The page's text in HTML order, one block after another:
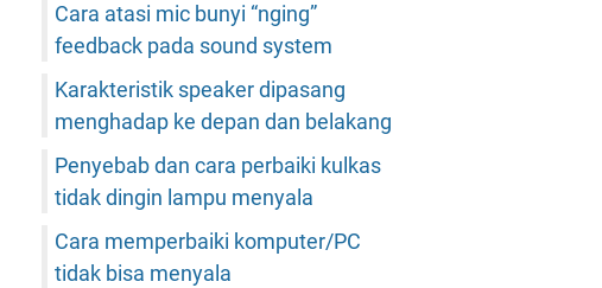
Cara atasi mic bunyi “nging”
feedback pada sound system
Karakteristik speaker dipasang
menghadap ke depan dan belakang
Penyebab dan cara perbaiki kulkas
tidak dingin lampu menyala
Cara memperbaiki komputer/PC
tidak bisa menyala